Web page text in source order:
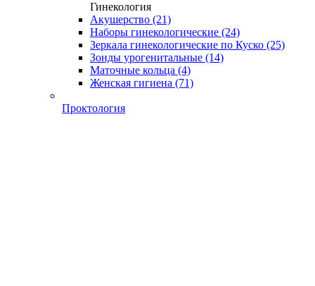
Гинекология
Акушерство (21)
Наборы гинекологические (24)
Зеркала гинекологические по Куско (25)
Зонды урогенитальные (14)
Маточные кольца (4)
Женская гигиена (71)
Проктология